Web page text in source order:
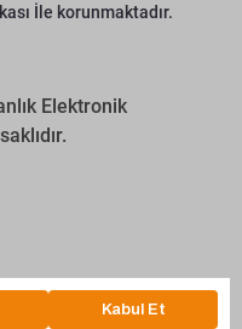
İle korunmaktadır.
Elektronik